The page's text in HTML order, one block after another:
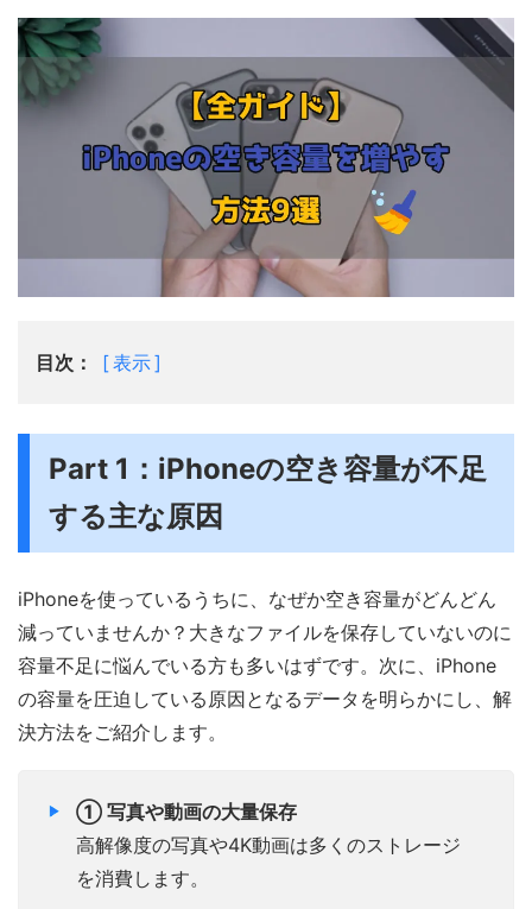
目次： 表示
Part 1：iPhoneの空き容量が不足
する主な原因
iPhoneを使っているうちに、なぜか空き容量がどんどん
減っていませんか？大きなファイルを保存していないのに
容量不足に悩んでいる方も多いはずです。次に、iPhone
の容量を圧迫している原因となるデータを明らかにし、解
決方法をご紹介します。
① 写真や動画の大量保存
高解像度の写真や4K動画は多くのストレージ
を消費します。